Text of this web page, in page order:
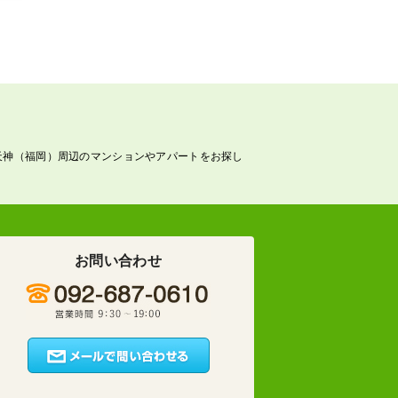
（福岡）周辺のマンションやアパートをお探し
お問い合わせ